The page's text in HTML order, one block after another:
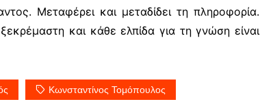
Μεταφέρει και μεταδίδει τη πληροφορία.
και κάθε ελπίδα για τη γνώση είναι
Κωνσταντίνος Τομόπουλος